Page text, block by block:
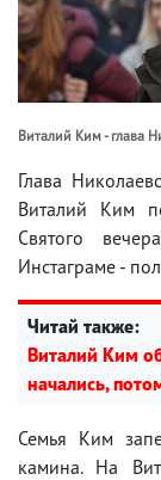
Виталий Ким - глава
Глава
Виталий Ким
Святого
Инстаграме -
Читай также:
Виталий Ким
начались,
Семья Ким
камина. На